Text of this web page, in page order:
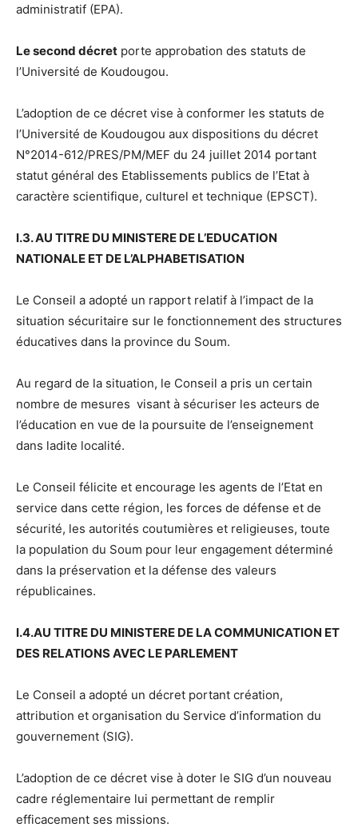
administratif (EPA).
Le second décret porte approbation des statuts de
l’Université de Koudougou.
L’adoption de ce décret vise à conformer les statuts de
l’Université de Koudougou aux dispositions du décret
N°2014-612/PRES/PM/MEF du 24 juillet 2014 portant
statut général des Etablissements publics de l’Etat à
caractère scientifique, culturel et technique (EPSCT).
I.3. AU TITRE DU MINISTERE DE L’EDUCATION
NATIONALE ET DE L’ALPHABETISATION
Le Conseil a adopté un rapport relatif à l’impact de la
situation sécuritaire sur le fonctionnement des structures
éducatives dans la province du Soum.
Au regard de la situation, le Conseil a pris un certain
nombre de mesures visant à sécuriser les acteurs de
l’éducation en vue de la poursuite de l’enseignement
dans ladite localité.
Le Conseil félicite et encourage les agents de l’Etat en
service dans cette région, les forces de défense et de
sécurité, les autorités coutumières et religieuses, toute
la population du Soum pour leur engagement déterminé
dans la préservation et la défense des valeurs
républicaines.
I.4.AU TITRE DU MINISTERE DE LA COMMUNICATION ET
DES RELATIONS AVEC LE PARLEMENT
Le Conseil a adopté un décret portant création,
attribution et organisation du Service d’information du
gouvernement (SIG).
L’adoption de ce décret vise à doter le SIG d’un nouveau
cadre réglementaire lui permettant de remplir
efficacement ses missions.